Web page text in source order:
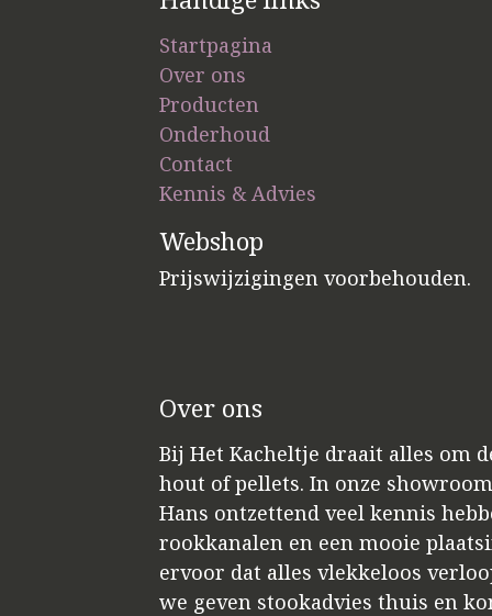
Startpagina
Over ons
Producten
Onderhoud
Contact
Kennis & Advies
Webshop
Prijswijzigingen voorbehouden.
Over ons
Bij Het Kacheltje draait alles om
hout of pellets. In onze
Hans ontzettend veel kennis
rookkanalen en een mooie
ervoor dat alles vlekkeloos
we geven stookadvies thuis en